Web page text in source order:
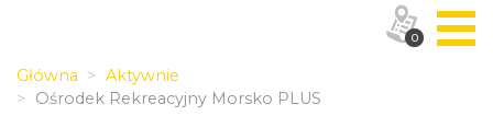
Główna
Aktywnie
Ośrodek Rekreacyjny Morsko PLUS
0